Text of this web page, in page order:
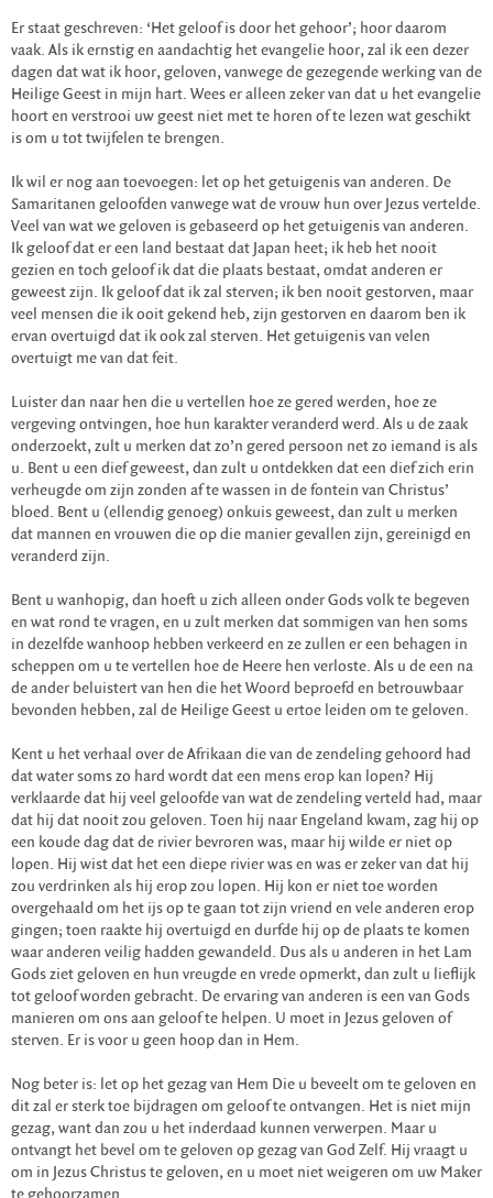
Er staat geschreven: ‘Het geloof is door het gehoor’; hoor daarom
vaak. Als ik ernstig en aandachtig het evangelie hoor, zal ik een dezer
dagen dat wat ik hoor, geloven, vanwege de gezegende werking van de
Heilige Geest in mijn hart. Wees er alleen zeker van dat u het evangelie
hoort en verstrooi uw geest niet met te horen of te lezen wat geschikt
is om u tot twijfelen te brengen.
Ik wil er nog aan toevoegen: let op het getuigenis van anderen. De
Samaritanen geloofden vanwege wat de vrouw hun over Jezus vertelde.
Veel van wat we geloven is gebaseerd op het getuigenis van anderen.
Ik geloof dat er een land bestaat dat Japan heet; ik heb het nooit
gezien en toch geloof ik dat die plaats bestaat, omdat anderen er
geweest zijn. Ik geloof dat ik zal sterven; ik ben nooit gestorven, maar
veel mensen die ik ooit gekend heb, zijn gestorven en daarom ben ik
ervan overtuigd dat ik ook zal sterven. Het getuigenis van velen
overtuigt me van dat feit.
Luister dan naar hen die u vertellen hoe ze gered werden, hoe ze
vergeving ontvingen, hoe hun karakter veranderd werd. Als u de zaak
onderzoekt, zult u merken dat zo’n gered persoon net zo iemand is als
u. Bent u een dief geweest, dan zult u ontdekken dat een dief zich erin
verheugde om zijn zonden af te wassen in de fontein van Christus’
bloed. Bent u (ellendig genoeg) onkuis geweest, dan zult u merken
dat mannen en vrouwen die op die manier gevallen zijn, gereinigd en
veranderd zijn.
Bent u wanhopig, dan hoeft u zich alleen onder Gods volk te begeven
en wat rond te vragen, en u zult merken dat sommigen van hen soms
in dezelfde wanhoop hebben verkeerd en ze zullen er een behagen in
scheppen om u te vertellen hoe de Heere hen verloste. Als u de een na
de ander beluistert van hen die het Woord beproefd en betrouwbaar
bevonden hebben, zal de Heilige Geest u ertoe leiden om te geloven.
Kent u het verhaal over de Afrikaan die van de zendeling gehoord had
dat water soms zo hard wordt dat een mens erop kan lopen? Hij
verklaarde dat hij veel geloofde van wat de zendeling verteld had, maar
dat hij dat nooit zou geloven. Toen hij naar Engeland kwam, zag hij op
een koude dag dat de rivier bevroren was, maar hij wilde er niet op
lopen. Hij wist dat het een diepe rivier was en was er zeker van dat hij
zou verdrinken als hij erop zou lopen. Hij kon er niet toe worden
overgehaald om het ijs op te gaan tot zijn vriend en vele anderen erop
gingen; toen raakte hij overtuigd en durfde hij op de plaats te komen
waar anderen veilig hadden gewandeld. Dus als u anderen in het Lam
Gods ziet geloven en hun vreugde en vrede opmerkt, dan zult u lieflijk
tot geloof worden gebracht. De ervaring van anderen is een van Gods
manieren om ons aan geloof te helpen. U moet in Jezus geloven of
sterven. Er is voor u geen hoop dan in Hem.
Nog beter is: let op het gezag van Hem Die u beveelt om te geloven en
dit zal er sterk toe bijdragen om geloof te ontvangen. Het is niet mijn
gezag, want dan zou u het inderdaad kunnen verwerpen. Maar u
ontvangt het bevel om te geloven op gezag van God Zelf. Hij vraagt u
om in Jezus Christus te geloven, en u moet niet weigeren om uw Maker